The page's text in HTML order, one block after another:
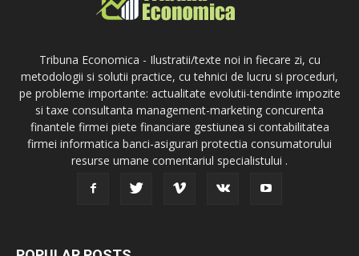
Tribuna Economica - Ilustratii/texte noi in fiecare zi, cu
metodologii si solutii practice, cu tehnici de lucru si proceduri,
pe probleme importante: actualitate evolutii-tendinte impozite
si taxe consultanta management-marketing concurenta
finantele firmei piete financiare gestiunea si contabilitatea
firmei informatica banci-asigurari protectia consumatorului
resurse umane comentariul specialistului .